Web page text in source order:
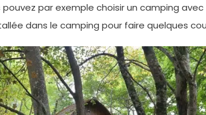
par exemple choisir un camping
dans le camping pour faire quelques